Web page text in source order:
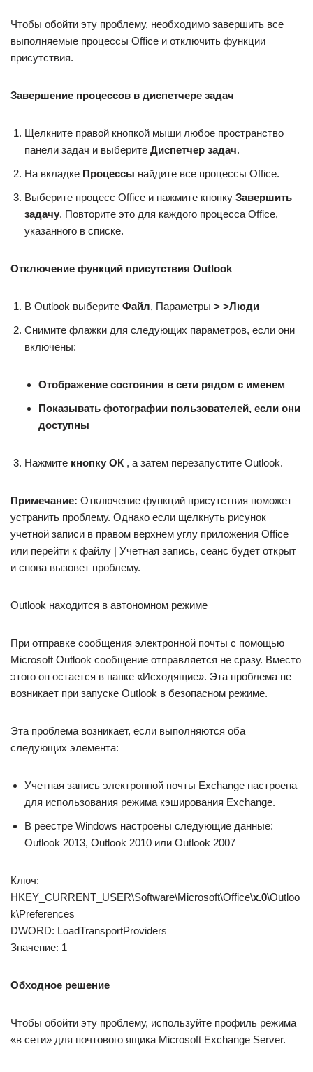
Чтобы обойти эту проблему, необходимо завершить все
выполняемые процессы Office и отключить функции
присутствия.
Завершение процессов в диспетчере задач
Щелкните правой кнопкой мыши любое пространство
панели задач и выберите Диспетчер задач.
На вкладке Процессы найдите все процессы Office.
Выберите процесс Office и нажмите кнопку Завершить
задачу. Повторите это для каждого процесса Office,
указанного в списке.
Отключение функций присутствия Outlook
В Outlook выберите Файл, Параметры > >Люди
Снимите флажки для следующих параметров, если они
включены:
Отображение состояния в сети рядом с именем
Показывать фотографии пользователей, если они
доступны
Нажмите кнопку ОК , а затем перезапустите Outlook.
Примечание: Отключение функций присутствия поможет
устранить проблему. Однако если щелкнуть рисунок
учетной записи в правом верхнем углу приложения Office
или перейти к файлу | Учетная запись, сеанс будет открыт
и снова вызовет проблему.
Outlook находится в автономном режиме
При отправке сообщения электронной почты с помощью
Microsoft Outlook сообщение отправляется не сразу. Вместо
этого он остается в папке «Исходящие». Эта проблема не
возникает при запуске Outlook в безопасном режиме.
Эта проблема возникает, если выполняются оба
следующих элемента:
Учетная запись электронной почты Exchange настроена
для использования режима кэширования Exchange.
В реестре Windows настроены следующие данные:
Outlook 2013, Outlook 2010 или Outlook 2007
Ключ:
HKEY_CURRENT_USER\Software\Microsoft\Office\x.0\Outloo
k\Preferences
DWORD: LoadTransportProviders
Значение: 1
Обходное решение
Чтобы обойти эту проблему, используйте профиль режима
«в сети» для почтового ящика Microsoft Exchange Server.